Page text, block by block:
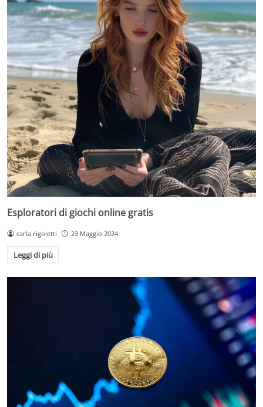
Esploratori di giochi online gratis
carla.rigoletti 23 Maggio 2024
Leggi di più